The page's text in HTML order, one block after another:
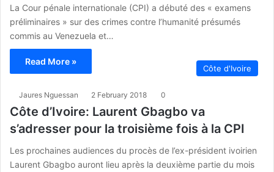
La Cour pénale internationale (CPI) a débuté des « examens
préliminaires » sur des crimes contre l’humanité présumés
commis au Venezuela et…
Read More »
Côte d'Ivoire
Jaures Nguessan 2 February 2018 0
Côte d’Ivoire: Laurent Gbagbo va
s’adresser pour la troisième fois à la CPI
Les prochaines audiences du procès de l’ex-président ivoirien
Laurent Gbagbo auront lieu après la deuxième partie du mois